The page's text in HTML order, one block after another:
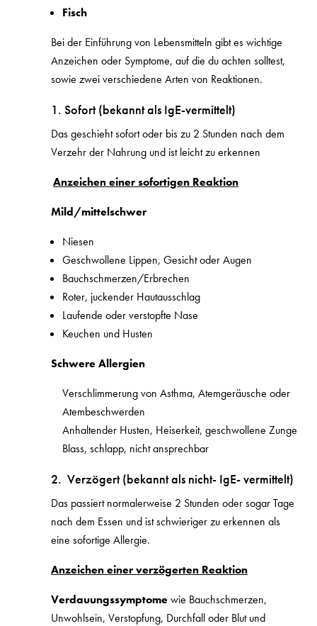
Fisch
Bei der Einführung von Lebensmitteln gibt es wichtige
Anzeichen oder Symptome, auf die du achten solltest,
sowie zwei verschiedene Arten von Reaktionen.
1. Sofort (bekannt als IgE-vermittelt)
Das geschieht sofort oder bis zu 2 Stunden nach dem
Verzehr der Nahrung und ist leicht zu erkennen
Anzeichen einer sofortigen Reaktion
Mild/mittelschwer
Niesen
Geschwollene Lippen, Gesicht oder Augen
Bauchschmerzen/Erbrechen
Roter, juckender Hautausschlag
Laufende oder verstopfte Nase
Keuchen und Husten
Schwere Allergien
Verschlimmerung von Asthma, Atemgeräusche oder
Atembeschwerden
Anhaltender Husten, Heiserkeit, geschwollene Zunge
Blass, schlapp, nicht ansprechbar
2. Verzögert (bekannt als nicht- IgE- vermittelt)
Das passiert normalerweise 2 Stunden oder sogar Tage
nach dem Essen und ist schwieriger zu erkennen als
eine sofortige Allergie.
Anzeichen einer verzögerten Reaktion
Verdauungssymptomewie Bauchschmerzen,
Unwohlsein, Verstopfung, Durchfall oder Blut und